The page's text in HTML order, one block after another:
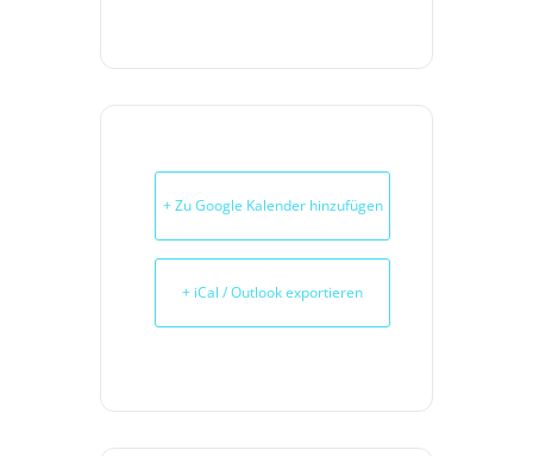
+ Zu Google Kalender hinzufügen
+ iCal / Outlook exportieren